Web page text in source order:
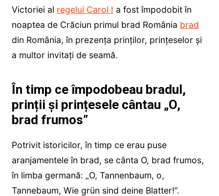
Victoriei al regelui Carol I a fost împodobit în
noaptea de Crăciun primul brad România brad
din România, în prezența prinților, prințeselor și
a multor invitați de seamă.
În timp ce împodobeau bradul,
prinții și prințesele cântau „O,
brad frumos”
Potrivit istoricilor, în timp ce erau puse
aranjamentele în brad, se cânta O, brad frumos,
în limba germană: „O, Tannenbaum, o,
Tannebaum, Wie grün sind deine Blatter!”.